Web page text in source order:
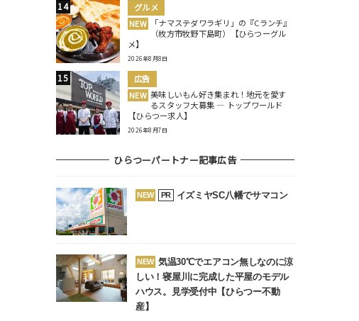
グルメ
NEW
「ナマステダワラギリ」の『Cランチ』
（枚方市牧野下島町）【ひらつーグル
メ】
2026年8月8日
広告
NEW 美味しいもん好き集まれ！地元を愛す
るスタッフ大募集 ― トップワールド
【ひらつー求人】
2026年8月7日
ひらつーパートナー記事広告
NEW PR イズミヤSC八幡でサマコン
NEW 気温30℃でエアコン無しなのに涼
しい！寝屋川に完成した平屋のモデル
ハウス。見学受付中【ひらつー不動
産】